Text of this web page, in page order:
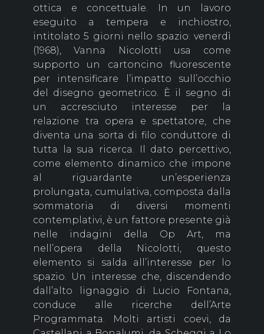
ottica e concettuale. In un lavoro
eseguito a tempera e inchiostro,
intitolato 5 giorni nello spazio: venerdì
(1968), Vanna Nicolotti usa come
supporto un cartoncino fluorescente
per intensificare l’impatto sull’occhio
del disegno geometrico. È il segno di
un accresciuto interesse per la
relazione tra opera e spettatore, che
diventa una sorta di filo conduttore di
tutta la sua ricerca. Il dato percettivo,
come elemento dinamico che impone
al riguardante un’esperienza
prolungata, cumulativa, composta dalla
sommatoria di diversi momenti
contemplativi, è un fattore presente già
nelle indagini della Op Art, ma
nell’opera della Nicolotti, questo
elemento si salda all’interesse per lo
spazio. Un interesse che, discendendo
dall’alto lignaggio di Lucio Fontana,
conduce alle ricerche dell’Arte
Programmata. Molti artisti coevi, da